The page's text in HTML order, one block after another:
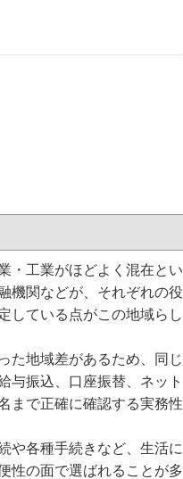
・工業がほどよく混在とい
機関などが、それぞれの役
している点がこの地域らし
た地域差があるため、同じ
与振込、口座振替、ネット
まで正確に確認する実務性
や各種手続きなど、生活に
性の面で選ばれることが多